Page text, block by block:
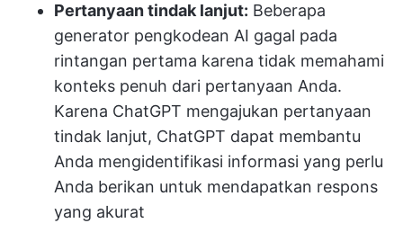
Pertanyaan tindak lanjut: Beberapa
generator pengkodean AI gagal pada
rintangan pertama karena tidak memahami
konteks penuh dari pertanyaan Anda.
Karena ChatGPT mengajukan pertanyaan
tindak lanjut, ChatGPT dapat membantu
Anda mengidentifikasi informasi yang perlu
Anda berikan untuk mendapatkan respons
yang akurat